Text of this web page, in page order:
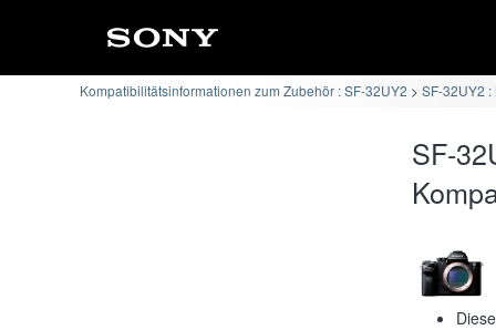
Kompatibilitätsinformationen zum Zubehör : SF-32UY2 SF-32UY2
SF-